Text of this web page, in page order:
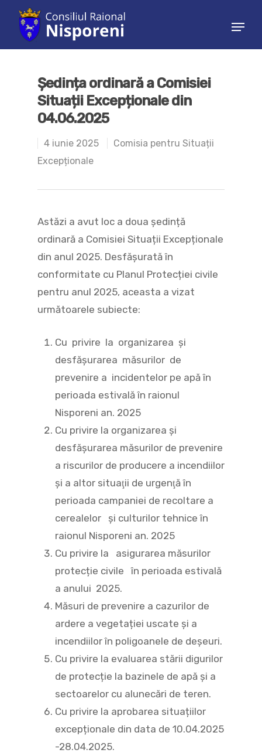
Ședința ordinară a Comisiei
Situații Excepționale din
04.06.2025
4 iunie 2025
Comisia pentru Situații
Excepționale
Astăzi a avut loc a doua ședință
ordinară a Comisiei Situații Excepționale
din anul 2025. Desfășurată în
conformitate cu Planul Protecției civile
pentru anul 2025, aceasta a vizat
următoarele subiecte:
Cu privire la organizarea și
desfășurarea măsurilor de
prevenire a incidentelor pe apă în
perioada estivală în raionul
Nisporeni an. 2025
Cu privire la organizarea şi
desfăşurarea măsurilor de prevenire
a riscurilor de producere a incendiilor
şi a altor situaţii de urgenţă în
perioada campaniei de recoltare a
cerealelor şi culturilor tehnice în
raionul Nisporeni an. 2025
Cu privire la asigurarea măsurilor
protecție civile în perioada estivală
a anului 2025.
Măsuri de prevenire a cazurilor de
ardere a vegetației uscate și a
incendiilor în poligoanele de deșeuri.
Cu privire la evaluarea stării digurilor
de protecție la bazinele de apă și a
sectoarelor cu alunecări de teren.
Cu privire la aprobarea situațiilor
excepționale din data de 10.04.2025
-28.04.2025.